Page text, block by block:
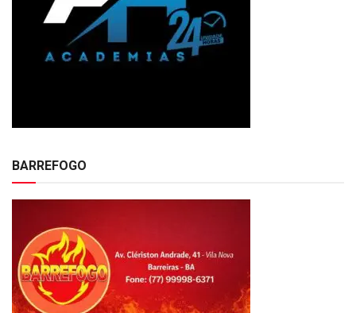
BARREFOGO